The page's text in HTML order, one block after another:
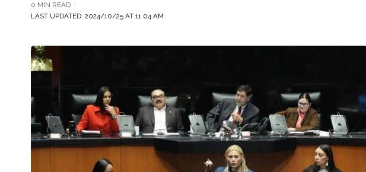
LAST UPDATED: 2024/10/25 AT 11:04 AM
0 MIN READ